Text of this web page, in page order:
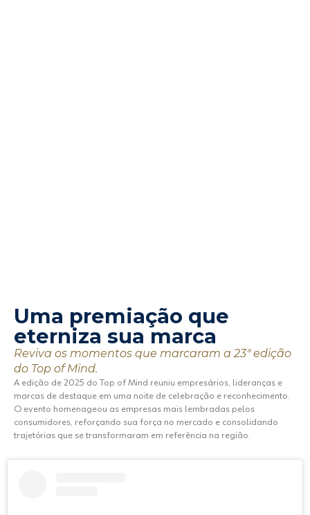
Uma premiação que
eterniza sua marca
Reviva os momentos que marcaram a 23ª edição
do Top of Mind.
A edição de 2025 do Top of Mind reuniu empresários, lideranças e
marcas de destaque em uma noite de celebração e reconhecimento.
O evento homenageou as empresas mais lembradas pelos
consumidores, reforçando sua força no mercado e consolidando
trajetórias que se transformaram em referência na região.